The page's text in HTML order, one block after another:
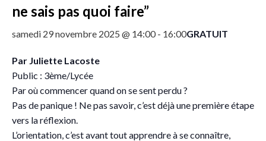
ne sais pas quoi faire”
samedi 29 novembre 2025 @ 14:00- 16:00GRATUIT
Par Juliette Lacoste
Public : 3ème/Lycée
Par où commencer quand on se sent perdu ?
Pas de panique ! Ne pas savoir, c’est déjà une première étape
vers la réflexion.
L’orientation, c’est avant tout apprendre à se connaître,